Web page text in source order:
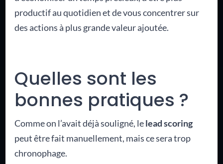
productif au quotidien et de vous concentrer sur
des actions à plus grande valeur ajoutée.
Quelles sont les
bonnes pratiques ?
Comme on l’avait déjà souligné, lelead scoring
peut être fait manuellement, mais ce sera trop
chronophage.